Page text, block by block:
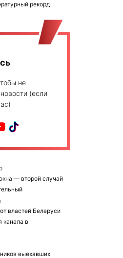
рекорд
не
(если
— второй случай
властей Беларуси
канала в
выехавших